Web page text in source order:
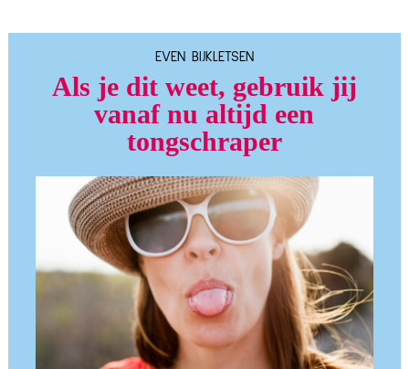
EVEN BIJKLETSEN
Als je dit weet, gebruik jij
vanaf nu altijd een
tongschraper